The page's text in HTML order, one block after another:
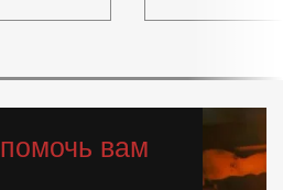
помочь вам